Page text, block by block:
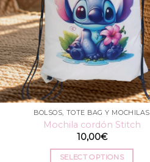
BOLSOS, TOTE BAG Y MOCHILAS
Mochila cordón Stitch
10,00€
SELECT OPTIONS